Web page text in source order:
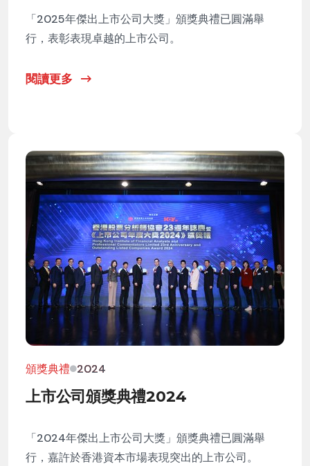
「2025年傑出上市公司大獎」頒獎典禮已圓滿舉
行，表彰表現卓越的上市公司。
閱讀更多
頒獎典禮 2024
上市公司頒獎典禮2024
「2024年傑出上市公司大獎」頒獎典禮已圓滿舉
行，嘉許於香港資本市場表現突出的上市公司。